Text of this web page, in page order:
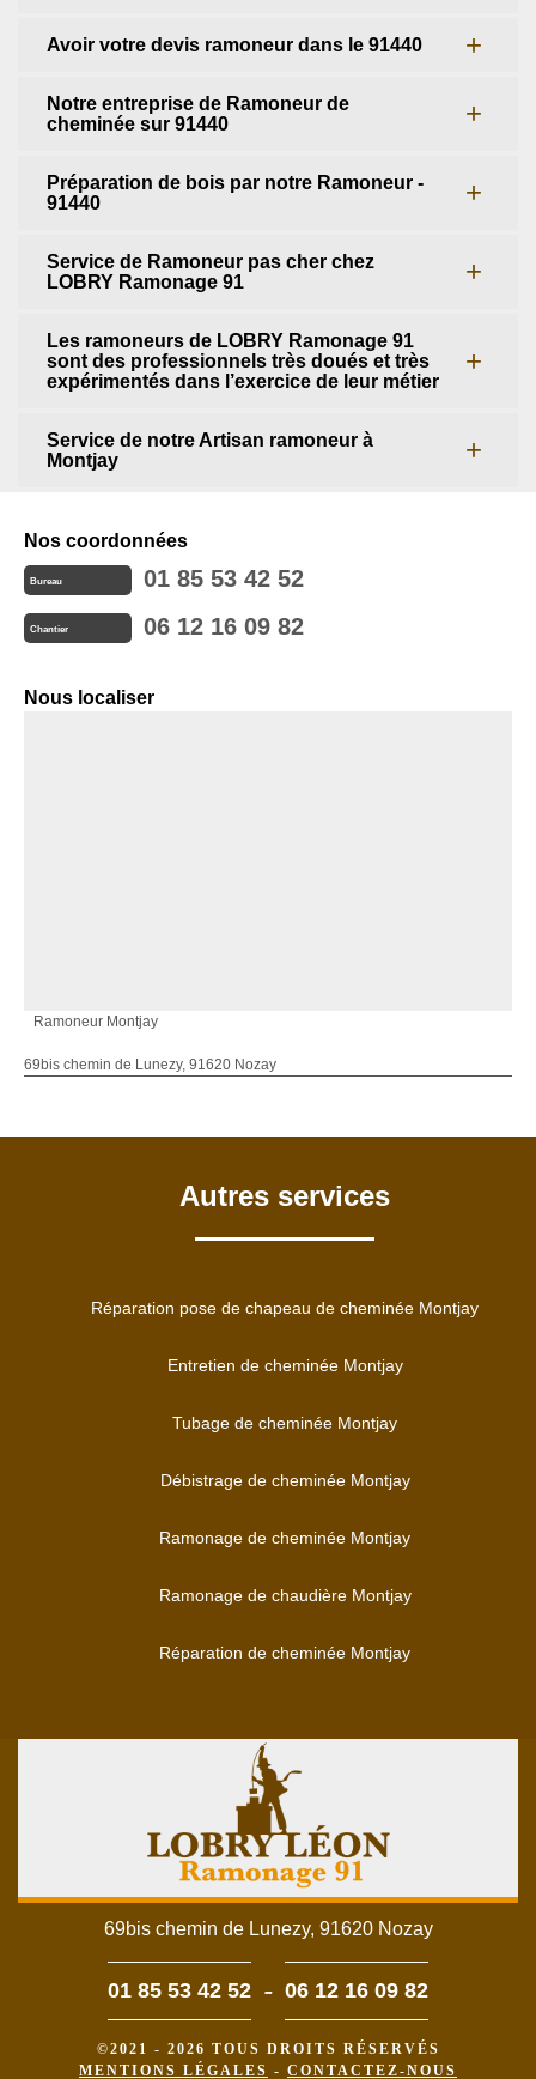
Avoir votre devis ramoneur dans le 91440
Notre entreprise de Ramoneur de
cheminée sur 91440
Préparation de bois par notre Ramoneur -
91440
Service de Ramoneur pas cher chez
LOBRY Ramonage 91
Les ramoneurs de LOBRY Ramonage 91
sont des professionnels très doués et très
expérimentés dans l’exercice de leur métier
Service de notre Artisan ramoneur à
Montjay
Nos coordonnées
Bureau 01 85 53 42 52
Chantier 06 12 16 09 82
Nous localiser
Ramoneur Montjay
69bis chemin de Lunezy, 91620 Nozay
Autres services
Réparation pose de chapeau de cheminée Montjay
Entretien de cheminée Montjay
Tubage de cheminée Montjay
Débistrage de cheminée Montjay
Ramonage de cheminée Montjay
Ramonage de chaudière Montjay
Réparation de cheminée Montjay
69bis chemin de Lunezy, 91620 Nozay
01 85 53 42 52 - 06 12 16 09 82
©2021 - 2026 TOUS DROITS RÉSERVÉS
MENTIONS LÉGALES - CONTACTEZ-NOUS